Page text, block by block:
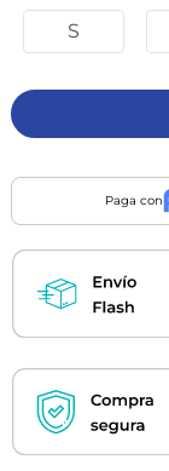
S
Paga con